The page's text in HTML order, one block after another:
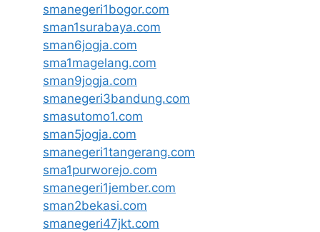
smanegeri1bogor.com
sman1surabaya.com
sman6jogja.com
sma1magelang.com
sman9jogja.com
smanegeri3bandung.com
smasutomo1.com
sman5jogja.com
smanegeri1tangerang.com
sma1purworejo.com
smanegeri1jember.com
sman2bekasi.com
smanegeri47jkt.com